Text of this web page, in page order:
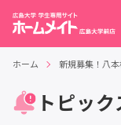
ホーム 新規募集！八
トピック